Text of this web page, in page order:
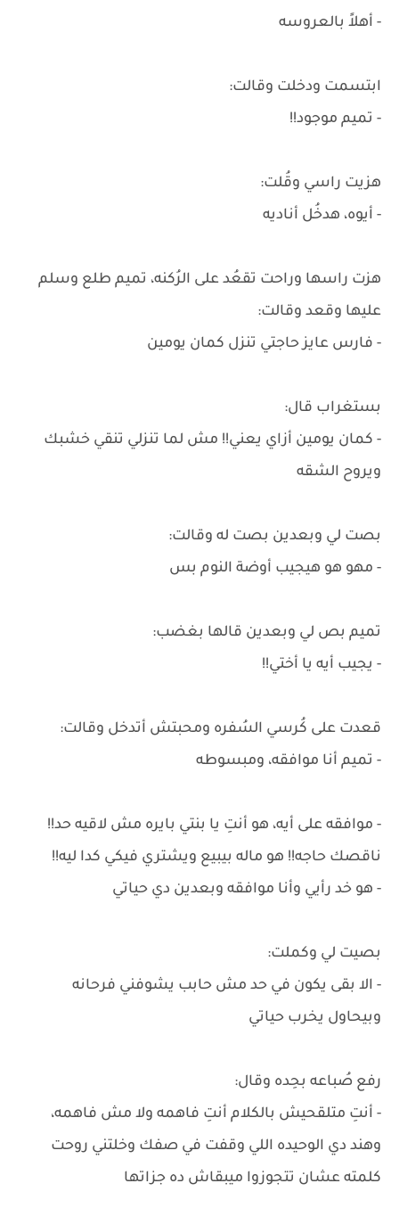
- أهلاً بالعروسه
ابتسمت ودخلت وقالت:
- تميم موجود!!
هزيت راسي وقُلت:
- أيوه، هدخُل أناديه
هزت راسها وراحت تقعُد على الرُكنه، تميم طلع وسلم
عليها وقعد وقالت:
- فارس عايز حاجتي تنزل كمان يومين
بستغراب قال:
- كمان يومين أزاي يعني!! مش لما تنزلي تنقي خشبك
ويروح الشقه
بصت لي وبعدين بصت له وقالت:
- مهو هو هيجيب أوضة النوم بس
تميم بص لي وبعدين قالها بغضب:
- يجيب أيه يا أختي!!
قعدت على كُرسي السُفره ومحبتش أتدخل وقالت:
- تميم أنا موافقه، ومبسوطه
- موافقه على أيه، هو أنتِ يا بنتي بايره مش لاقيه حد!!
ناقصك حاجه!! هو ماله بيبيع ويشتري فيكي كدا ليه!!
- هو خد رأيي وأنا موافقه وبعدين دي حياتي
بصيت لي وكملت:
- الا بقى يكون في حد مش حابب يشوفني فرحانه
وبيحاول يخرب حياتي
رفع صُباعه بحِده وقال:
- أنتِ متلقحيش بالكلام أنتِ فاهمه ولا مش فاهمه،
وهند دي الوحيده اللي وقفت في صفك وخلتني روحت
كلمته عشان تتجوزوا ميبقاش ده جزاتها